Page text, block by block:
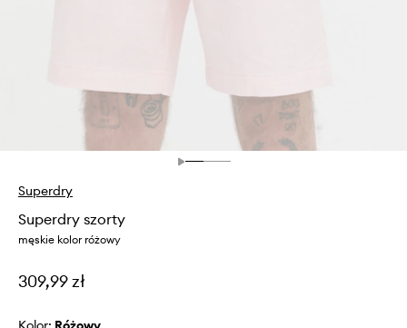
Superdry
Superdry szorty
męskie kolor różowy
309,99 zł